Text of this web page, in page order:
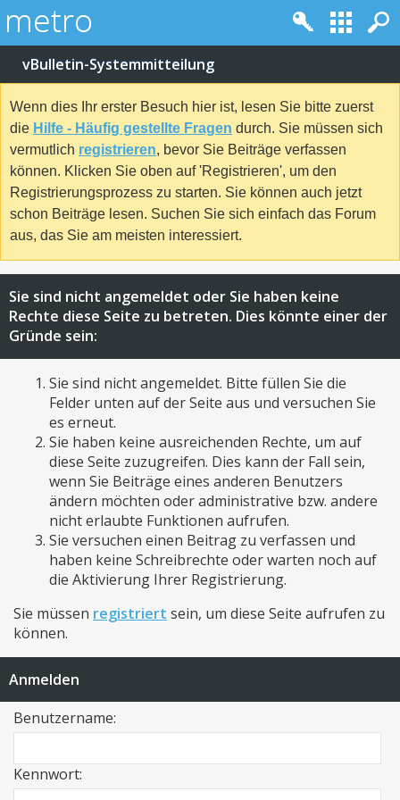
vBulletin-Systemmitteilung
Wenn dies Ihr erster Besuch hier ist, lesen Sie bitte zuerst
die Hilfe - Häufig gestellte Fragen durch. Sie müssen sich
vermutlich registrieren, bevor Sie Beiträge verfassen
können. Klicken Sie oben auf 'Registrieren', um den
Registrierungsprozess zu starten. Sie können auch jetzt
schon Beiträge lesen. Suchen Sie sich einfach das Forum
aus, das Sie am meisten interessiert.
Sie sind nicht angemeldet oder Sie haben keine
Rechte diese Seite zu betreten. Dies könnte einer der
Gründe sein:
Sie sind nicht angemeldet. Bitte füllen Sie die
Felder unten auf der Seite aus und versuchen Sie
es erneut.
Sie haben keine ausreichenden Rechte, um auf
diese Seite zuzugreifen. Dies kann der Fall sein,
wenn Sie Beiträge eines anderen Benutzers
ändern möchten oder administrative bzw. andere
nicht erlaubte Funktionen aufrufen.
Sie versuchen einen Beitrag zu verfassen und
haben keine Schreibrechte oder warten noch auf
die Aktivierung Ihrer Registrierung.
Sie müssen registriert sein, um diese Seite aufrufen zu
können.
Anmelden
Benutzername:
Kennwort: